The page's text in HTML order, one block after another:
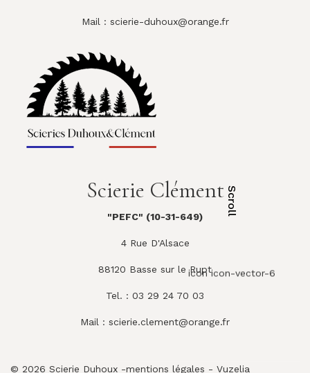
Scroll
icon icon-vector-6
Mail : scierie-duhoux@orange.fr
Scierie Clément
"PEFC" (10-31-649)
4 Rue D'Alsace
88120 Basse sur le Rupt
Tel. : 03 29 24 70 03
Mail : scierie.clement@orange.fr
© 2026 Scierie Duhoux -mentions légales - Vuzelia